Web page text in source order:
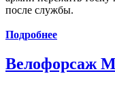
после службы.
Подробнее
Велофорсаж